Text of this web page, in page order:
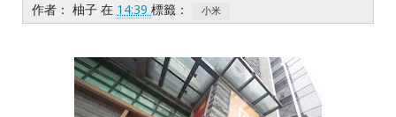
作者： 柚子 在 14:39 標籤： 小米